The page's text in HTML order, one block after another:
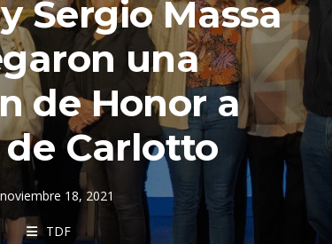
Sergio Massa
una
de Honor a
de Carlotto
noviembre 18, 2021
TDF